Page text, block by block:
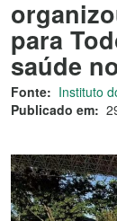
para
saúde
Fonte: Instituto
Publicado em: